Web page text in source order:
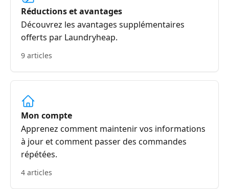
Réductions et avantages
Découvrez les avantages supplémentaires
offerts par Laundryheap.
9 articles
Mon compte
Apprenez comment maintenir vos informations
à jour et comment passer des commandes
répétées.
4 articles